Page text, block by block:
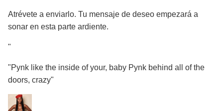
Atrévete a enviarlo. Tu mensaje de deseo empezará a
sonar en esta parte ardiente.
"
"Pynk like the inside of your, baby Pynk behind all of the
doors, crazy"